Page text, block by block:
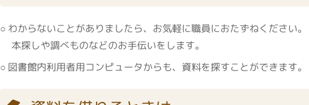
わからないことがありましたら、お気軽に職員におたずねください。
本探しや調べものなどのお手伝いをします。
図書館内利用者用コンピュータからも、資料を探すことができます。